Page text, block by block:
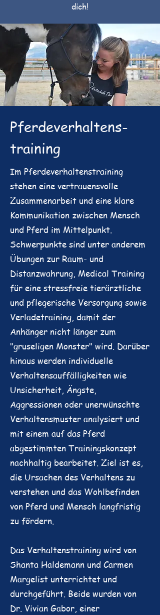
dich!
Pferdeverhaltens-
training
Im Pferdeverhaltenstraining
stehen eine vertrauensvolle
Zusammenarbeit und eine klare
Kommunikation zwischen Mensch
und Pferd im Mittelpunkt.
Schwerpunkte sind unter anderem
Übungen zur Raum- und
Distanzwahrung, Medical Training
für eine stressfreie tierärztliche
und pflegerische Versorgung sowie
Verladetraining, damit der
Anhänger nicht länger zum
"gruseligen Monster" wird. Darüber
hinaus werden individuelle
Verhaltensauffälligkeiten wie
Unsicherheit, Ängste,
Aggressionen oder unerwünschte
Verhaltensmuster analysiert und
mit einem auf das Pferd
abgestimmten Trainingskonzept
nachhaltig bearbeitet. Ziel ist es,
die Ursachen des Verhaltens zu
verstehen und das Wohlbefinden
von Pferd und Mensch langfristig
zu fördern.
Das Verhaltenstraining wird von
Shanta Haldemann und Carmen
Margelist unterrichtet und
durchgeführt. Beide wurden von
Dr. Vivian Gabor, einer